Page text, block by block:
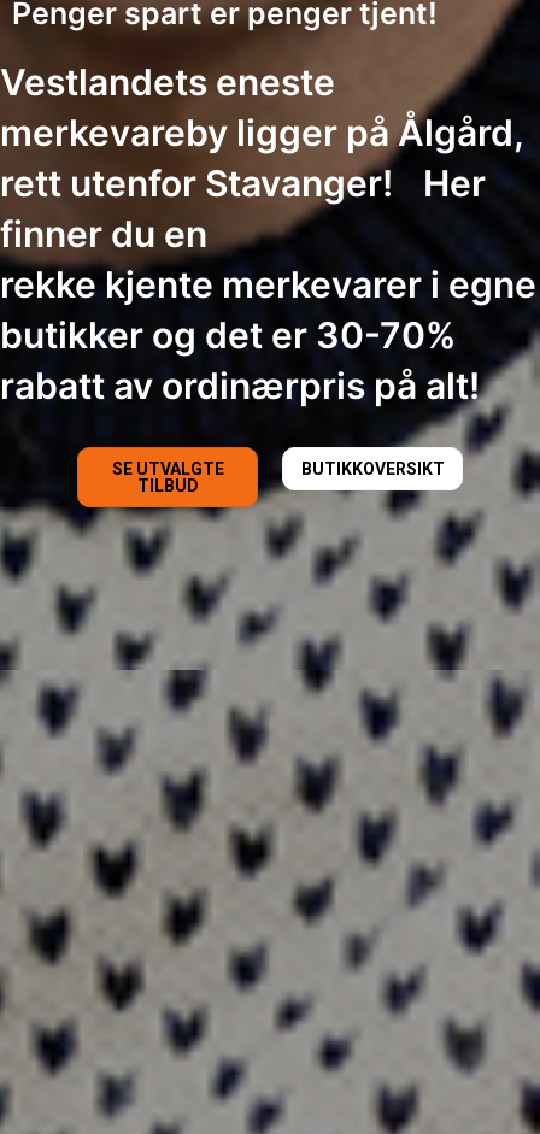
Penger spart er penger tjent!
Vestlandets eneste
merkevareby ligger på Ålgård,
rett utenfor Stavanger! Her
finner du en
rekke kjente merkevarer i egne
butikker og det er 30-70%
rabatt av ordinærpris på alt!
SE UTVALGTE
TILBUD
BUTIKKOVERSIKT